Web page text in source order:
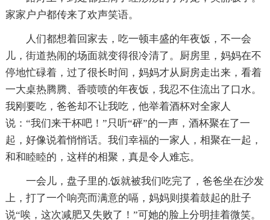
家家户户都传来了欢声笑语。
人们都想着回家去，吃一顿丰盛的年夜饭，不一会
儿，街道热闹的场面就变得很冷清了。厨房里，妈妈在不
停地忙碌着，过了很长时间，妈妈才从厨房走出来，看着
一大桌热腾腾、香喷喷的年夜饭，我忍不住流出了口水。
我刚要吃，爸爸却不让我吃，他举着酒杯对全家人
说：“我们来干杯吧！”只听“砰”的一声，酒杯聚在了一
起，好像说着悄悄话。我们幸福的一家人，相聚在一起，
和和睦睦的，这样的相聚，真是令人难忘。
一会儿，盘子里的.饭就被我们吃完了，爸爸坐在沙发
上，打了一个响亮而满意的嗝，妈妈则摸着鼓起的肚子
说“唉，这次减肥又失败了！”可她的脸上分明挂着微笑。